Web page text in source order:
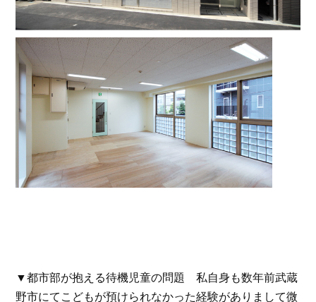
▼都市部が抱える待機児童の問題 私自身も数年前武蔵
野市にてこどもが預けられなかった経験がありまして微